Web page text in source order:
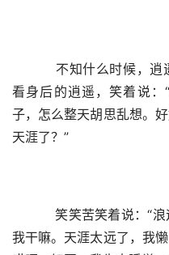
不知什么时候，逍
看身后的逍遥，笑着说
子，怎么整天胡思乱想。
天涯了？”
笑笑苦笑着说：“浪
我干嘛。天涯太远了，我